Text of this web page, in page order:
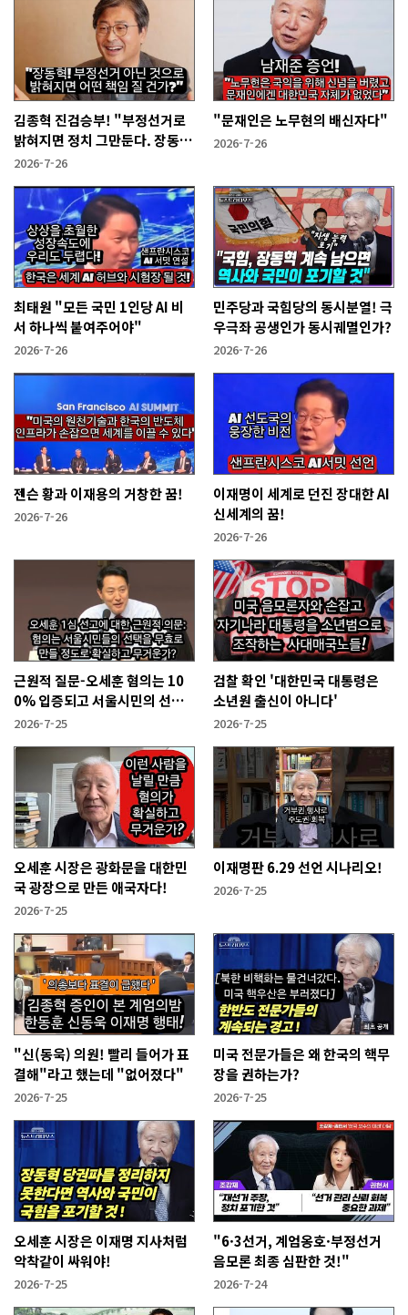
김종혁 진검승부! "부정선거로
밝혀지면 정치 그만둔다. 장동혁
당신들은?"
2026-7-26
"문재인은 노무현의 배신자다"
2026-7-26
최태원 "모든 국민 1인당 AI 비
서 하나씩 붙여주어야"
2026-7-26
민주당과 국힘당의 동시분열! 극
우극좌 공생인가 동시궤멸인가?
2026-7-26
젠슨 황과 이재용의 거창한 꿈!
2026-7-26
이재명이 세계로 던진 장대한 AI
신세계의 꿈!
2026-7-26
근원적 질문-오세훈 혐의는 10
0% 입증되고 서울시민의 선택
을 무효화시킬 만큼 무겁나?
2026-7-25
검찰 확인 '대한민국 대통령은
소년원 출신이 아니다'
2026-7-25
오세훈 시장은 광화문을 대한민
국 광장으로 만든 애국자다!
2026-7-25
이재명판 6.29 선언 시나리오!
2026-7-25
"신(동욱) 의원! 빨리 들어가 표
결해"라고 했는데 "없어졌다"
2026-7-25
미국 전문가들은 왜 한국의 핵무
장을 권하는가?
2026-7-25
오세훈 시장은 이재명 지사처럼
악착같이 싸워야!
2026-7-25
"6·3선거, 계엄옹호·부정선거
음모론 최종 심판한 것!"
2026-7-24